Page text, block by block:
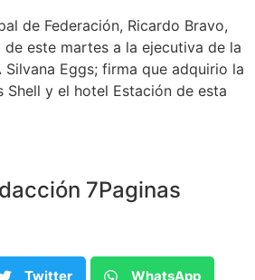
de Federación, Ricardo Bravo,
de este martes a la ejecutiva de la
Silvana Eggs; firma que adquirio la
Shell y el hotel Estación de esta
7Paginas
Twitter WhatsApp